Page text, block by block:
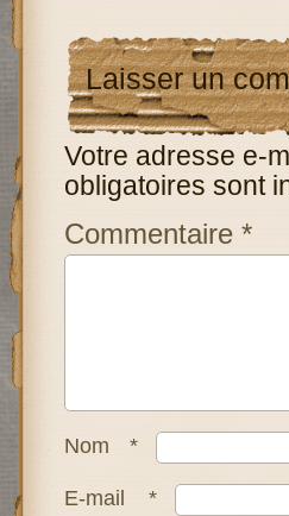
Laisser un
Votre adresse e-
obligatoires sont
Commentaire *
Nom *
E-mail *